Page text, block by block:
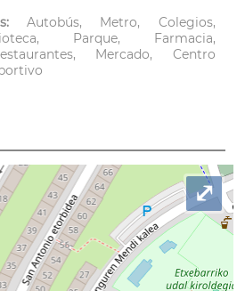
Autobús, Metro, Colegios,
Parque, Farmacia,
Mercado, Centro
⤢